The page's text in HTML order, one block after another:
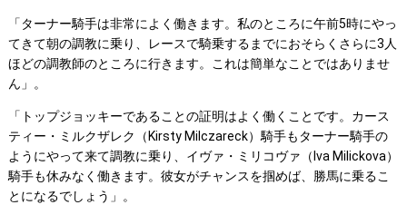
「ターナー騎手は非常によく働きます。私のところに午前5時にやっ
てきて朝の調教に乗り、レースで騎乗するまでにおそらくさらに3人
ほどの調教師のところに行きます。これは簡単なことではありませ
ん」。
「トップジョッキーであることの証明はよく働くことです。カース
ティー・ミルクザレク（Kirsty Milczareck）騎手もターナー騎手の
ようにやって来て調教に乗り、イヴァ・ミリコヴァ（Iva Milickova）
騎手も休みなく働きます。彼女がチャンスを掴めば、勝馬に乗るこ
とになるでしょう」。